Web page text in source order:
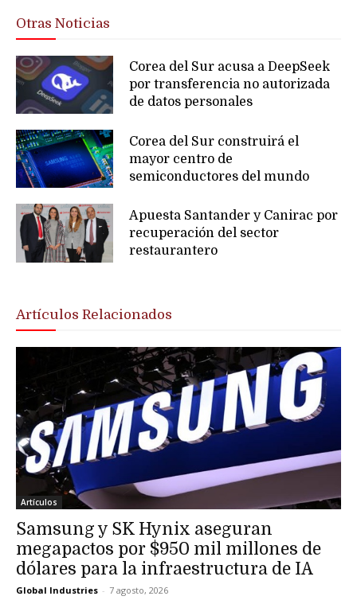
Otras Noticias
Corea del Sur acusa a DeepSeek
por transferencia no autorizada
de datos personales
Corea del Sur construirá el
mayor centro de
semiconductores del mundo
Apuesta Santander y Canirac por
recuperación del sector
restaurantero
Artículos Relacionados
Artículos
Samsung y SK Hynix aseguran
megapactos por $950 mil millones de
dólares para la infraestructura de IA
Global Industries - 7 agosto, 2026